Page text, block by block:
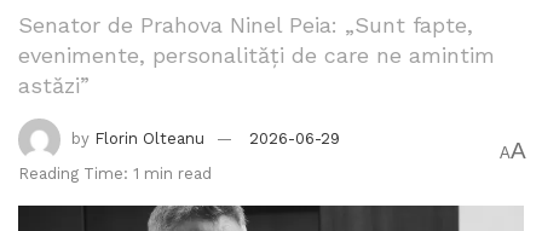
Senator de Prahova Ninel Peia: „Sunt fapte,
evenimente, personalități de care ne amintim
astăzi”
by Florin Olteanu
2026-06-29
Reading Time: 1 min read
AA